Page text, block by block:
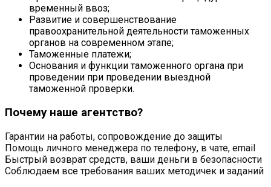
временный ввоз;
Развитие и совершенствование
правоохранительной деятельности таможенных
органов на современном этапе;
Таможенные платежи;
Основания и функции таможенного органа при
проведении при проведении выездной
таможенной проверки.
Почему наше агентство?
Гарантии на работы, сопровождение до защиты
Помощь личного менеджера по телефону, в чате, email
Быстрый возврат средств, ваши деньги в безопасности
Соблюдаем все требования ваших методичек и заданий